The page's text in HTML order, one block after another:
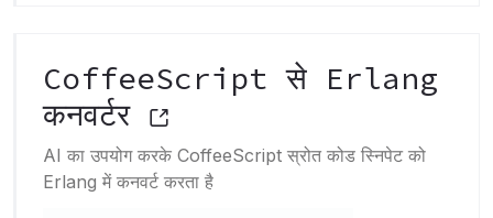
CoffeeScript से Erlang
कनवर्टर
AI का उपयोग करके CoffeeScript स्रोत कोड स्निपेट को
Erlang में कनवर्ट करता है